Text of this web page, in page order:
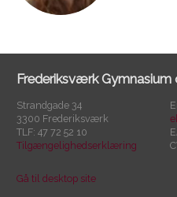
Frederiksværk Gymnasium
Strandgade 34
3300 Frederiksværk
TLF: 47 72 52 10
Tilgængelighedserklæring
Gå til desktop site